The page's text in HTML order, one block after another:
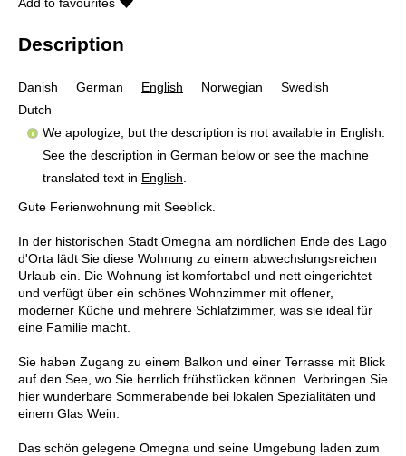
Description
Danish German English Norwegian
Swedish
Dutch
We apologize, but the description is not available in English.
See the description in German below or see the machine
translated text in English
Gute Ferienwohnung mit Seeblick.
In der historischen Stadt Omegna am nördlichen Ende des Lago
d'Orta lädt Sie diese Wohnung zu einem abwechslungsreichen
Urlaub ein. Die Wohnung ist komfortabel und nett eingerichtet
und verfügt über ein schönes Wohnzimmer mit offener,
moderner Küche und mehrere Schlafzimmer, was sie ideal für
eine Familie macht.
Sie haben Zugang zu einem Balkon und einer Terrasse mit Blick
auf den See, wo Sie herrlich frühstücken können. Verbringen Sie
hier wunderbare Sommerabende bei lokalen Spezialitäten und
einem Glas Wein.
Das schön gelegene Omegna und seine Umgebung laden zum